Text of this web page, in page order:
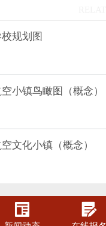
规划图
小镇鸟瞰图（概念）
文化小镇（概念）
 